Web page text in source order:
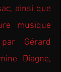
ainsi que
musique
Gérard
Diagne,